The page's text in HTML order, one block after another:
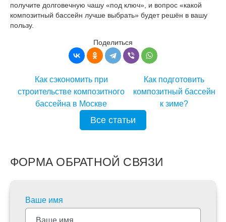
получите долговечную чашу «под ключ», и вопрос «какой
композитный бассейн лучше выбрать» будет решён в вашу
пользу.
Поделиться
Как сэкономить при
строительстве композитного
бассейна в Москве
Как подготовить
композитный бассейн
к зиме?
Все статьи
ФОРМА ОБРАТНОЙ СВЯЗИ
Ваше имя